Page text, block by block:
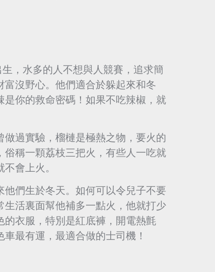
，水多的人不想與人競賽，追求簡
沒野心。他們適合於躲起來和冬
你的救命密碼！如果不吃辣椒，就
過實驗，榴槤是極熱之物，要火的
俗稱一顆荔枝三把火，有些人一吃就
會上火。
們生於冬天。如何可以令兒子不要
活裏面幫他補多一點火，他就打少
衣服，特別是紅底褲，開電熱氈
最有運，最適合做的士司機！